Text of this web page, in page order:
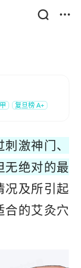
复旦榜A+
激神门、
无绝对的最
况及所引起
合的艾灸穴